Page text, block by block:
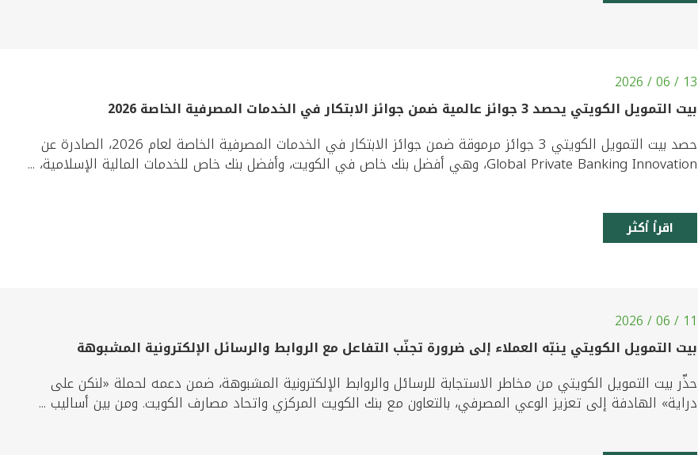
13 / 06 / 2026
بيت التمويل الكويتي يحصد 3 جوائز عالمية ضمن جوائز الابتكار في الخدمات المصرفية الخاصة 2026
حصد بيت التمويل الكويتي 3 جوائز مرموقة ضمن جوائز الابتكار في الخدمات المصرفية الخاصة لعام 2026، الصادرة عن
Global Private Banking Innovation، وهي أفضل بنك خاص في الكويت، وأفضل بنك خاص للخدمات المالية الإسلامية، ...
اقرأ أكثر
11 / 06 / 2026
بيت التمويل الكويتي ينبّه العملاء إلى ضرورة تجنّب التفاعل مع الروابط والرسائل الإلكترونية المشبوهة
حذّر بيت التمويل الكويتي من مخاطر الاستجابة للرسائل والروابط الإلكترونية المشبوهة، ضمن دعمه لحملة «لنكن على
دراية» الهادفة إلى تعزيز الوعي المصرفي، بالتعاون مع بنك الكويت المركزي واتحاد مصارف الكويت. ومن بين أساليب ...